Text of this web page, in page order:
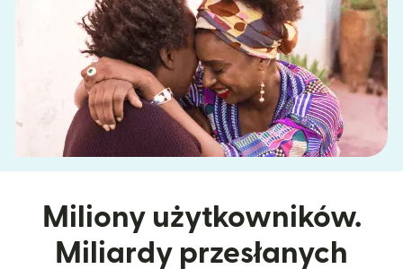
Miliony użytkowników.
Miliardy przesłanych